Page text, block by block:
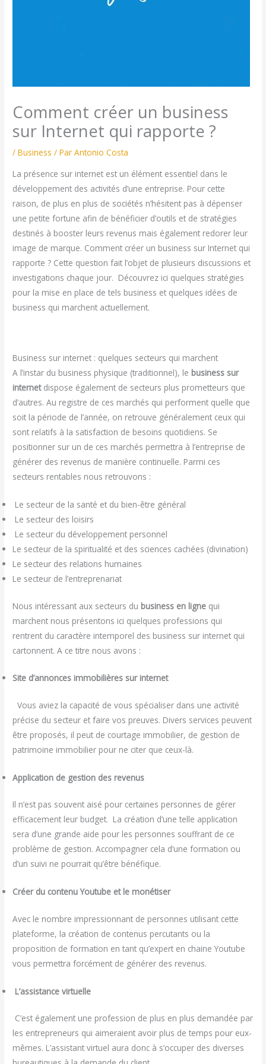
Comment créer un business
sur Internet qui rapporte ?
/Business / ParAntonio Costa
La présence sur internet est un élément essentiel dans le
développement des activités d’une entreprise. Pour cette
raison, de plus en plus de sociétés n’hésitent pas à dépenser
une petite fortune afin de bénéficier d’outils et de stratégies
destinés à booster leurs revenus mais également redorer leur
image de marque. Comment créer un business sur Internet qui
rapporte ? Cette question fait l’objet de plusieurs discussions et
investigations chaque jour. Découvrez ici quelques stratégies
pour la mise en place de tels business et quelques idées de
business qui marchent actuellement.
Business sur internet : quelques secteurs qui marchent
A l’instar du business physique (traditionnel), le business sur
internetdispose également de secteurs plus prometteurs que
d’autres. Au registre de ces marchés qui performent quelle que
soit la période de l’année, on retrouve généralement ceux qui
sont relatifs à la satisfaction de besoins quotidiens. Se
positionner sur un de ces marchés permettra à l’entreprise de
générer des revenus de manière continuelle. Parmi ces
secteurs rentables nous retrouvons :
Le secteur de la santé et du bien-être général
Le secteur des loisirs
Le secteur du développement personnel
Le secteur de la spiritualité et des sciences cachées (divination)
Le secteur des relations humaines
Le secteur de l’entreprenariat
Nous intéressant aux secteurs du business en ligne qui
marchent nous présentons ici quelques professions qui
rentrent du caractère intemporel des business sur internet qui
cartonnent. A ce titre nous avons :
Site d’annonces immobilières sur internet
Vous aviez la capacité de vous spécialiser dans une activité
précise du secteur et faire vos preuves. Divers services peuvent
être proposés, il peut de courtage immobilier, de gestion de
patrimoine immobilier pour ne citer que ceux-là.
Application de gestion des revenus
Il n’est pas souvent aisé pour certaines personnes de gérer
efficacement leur budget. La création d’une telle application
sera d’une grande aide pour les personnes souffrant de ce
problème de gestion. Accompagner cela d’une formation ou
d’un suivi ne pourrait qu’être bénéfique.
Créer du contenu Youtube et le monétiser
Avec le nombre impressionnant de personnes utilisant cette
plateforme, la création de contenus percutants ou la
proposition de formation en tant qu’expert en chaine Youtube
vous permettra forcément de générer des revenus.
L’assistance virtuelle
C’est également une profession de plus en plus demandée par
les entrepreneurs qui aimeraient avoir plus de temps pour eux-
mêmes. L’assistant virtuel aura donc à s’occuper des diverses